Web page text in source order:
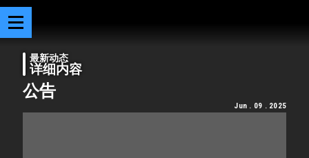
最新动态
详细内容
公告
Jun . 09 . 2025